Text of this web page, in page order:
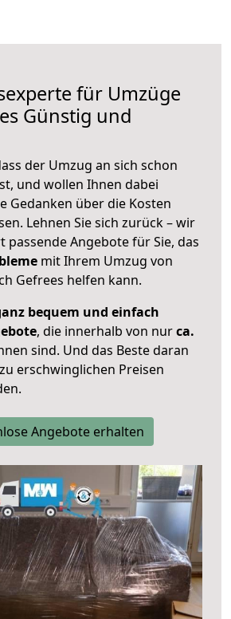
für Umzüge
Günstig und
der Umzug an sich schon
und wollen Ihnen dabei
Gedanken über die Kosten
Lehnen Sie sich zurück – wir
passende Angebote für Sie, das
mit Ihrem Umzug von
Gefrees helfen kann.
bequem und einfach
, die innerhalb von nurca.
sind. Und das Beste daran
erschwinglichen Preisen
Angebote erhalten